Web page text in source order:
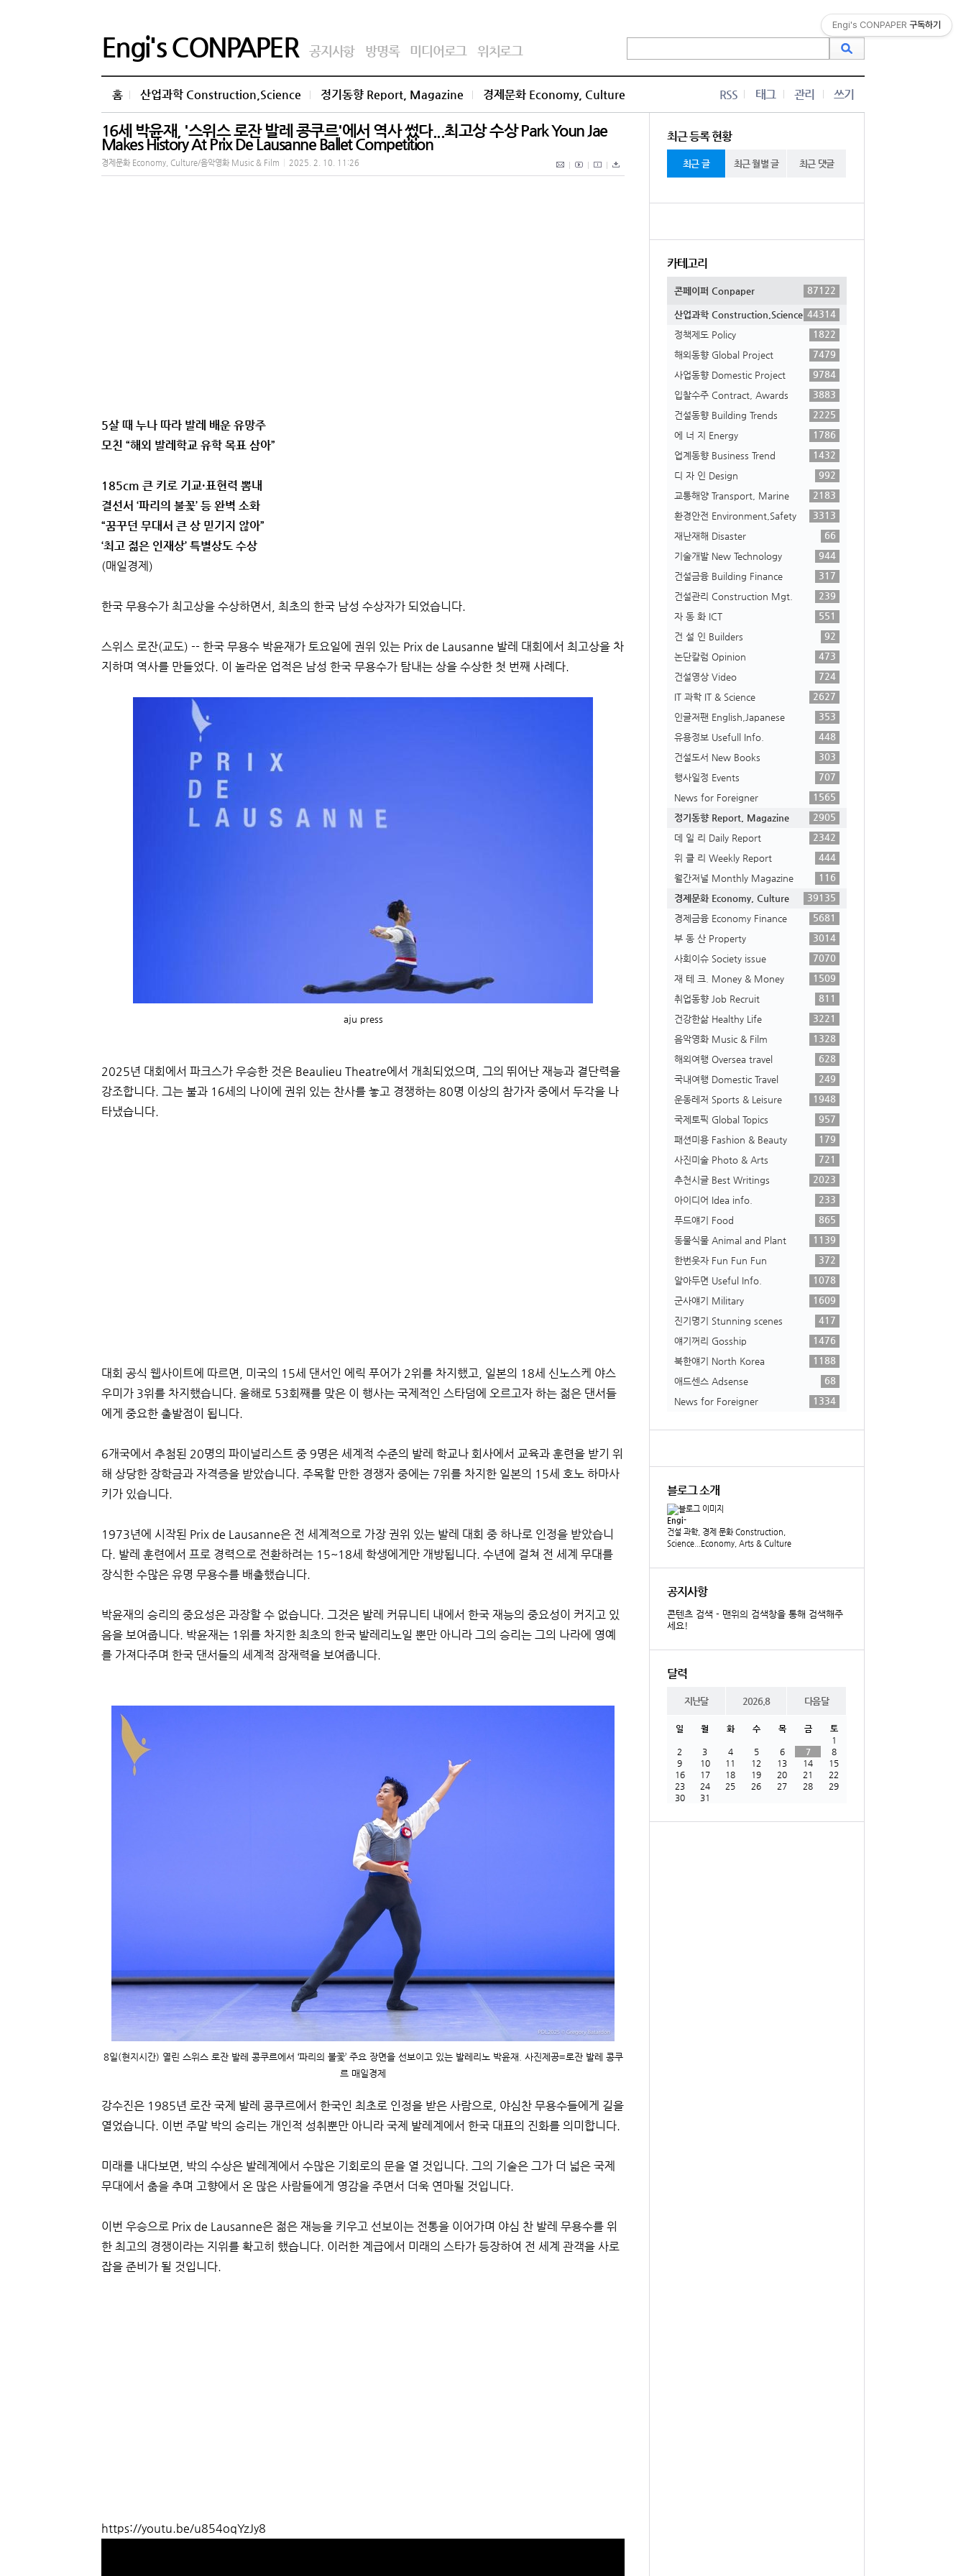
Engi's CONPAPER 공지사항 방명록 미디어로그 위치로그
홈 산업과학 Construction,Science 정기동향 Report, Magazine 경제문화 Economy, Culture RSS 태그 관리 쓰기
16세 박윤재, '스위스 로잔 발레 콩쿠르'에서 역사 썼다...최고상 수상 Park Youn Jae
Makes History At Prix De Lausanne Ballet Competition
경제문화 Economy, Culture/음악영화 Music & Film 2025. 2. 10. 11:26
5살 때 누나 따라 발레 배운 유망주
모친 “해외 발레학교 유학 목표 삼아”
185cm 큰 키로 기교·표현력 뽐내
결선서 ‘파리의 불꽃’ 등 완벽 소화
“꿈꾸던 무대서 큰 상 믿기지 않아”
‘최고 젊은 인재상’ 특별상도 수상
(매일경제)
한국 무용수가 최고상을 수상하면서, 최초의 한국 남성 수상자가 되었습니다.
스위스 로잔(교도) -- 한국 무용수 박윤재가 토요일에 권위 있는 Prix de Lausanne 발레 대회에서 최고상을 차
지하며 역사를 만들었다. 이 놀라운 업적은 남성 한국 무용수가 탐내는 상을 수상한 첫 번째 사례다.
aju press
2025년 대회에서 파크스가 우승한 것은 Beaulieu Theatre에서 개최되었으며, 그의 뛰어난 재능과 결단력을
강조합니다. 그는 불과 16세의 나이에 권위 있는 찬사를 놓고 경쟁하는 80명 이상의 참가자 중에서 두각을 나
타냈습니다.
대회 공식 웹사이트에 따르면, 미국의 15세 댄서인 에릭 푸어가 2위를 차지했고, 일본의 18세 신노스케 야스
우미가 3위를 차지했습니다. 올해로 53회째를 맞은 이 행사는 국제적인 스타덤에 오르고자 하는 젊은 댄서들
에게 중요한 출발점이 됩니다.
6개국에서 추첨된 20명의 파이널리스트 중 9명은 세계적 수준의 발레 학교나 회사에서 교육과 훈련을 받기 위
해 상당한 장학금과 자격증을 받았습니다. 주목할 만한 경쟁자 중에는 7위를 차지한 일본의 15세 호노 하마사
키가 있습니다.
1973년에 시작된 Prix de Lausanne은 전 세계적으로 가장 권위 있는 발레 대회 중 하나로 인정을 받았습니
다. 발레 훈련에서 프로 경력으로 전환하려는 15~18세 학생에게만 개방됩니다. 수년에 걸쳐 전 세계 무대를
장식한 수많은 유명 무용수를 배출했습니다.
박윤재의 승리의 중요성은 과장할 수 없습니다. 그것은 발레 커뮤니티 내에서 한국 재능의 중요성이 커지고 있
음을 보여줍니다. 박윤재는 1위를 차지한 최초의 한국 발레리노일 뿐만 아니라 그의 승리는 그의 나라에 영예
를 가져다주며 한국 댄서들의 세계적 잠재력을 보여줍니다.
8일(현지시간) 열린 스위스 로잔 발레 콩쿠르에서 ‘파리의 불꽃’ 주요 장면을 선보이고 있는 발레리노 박윤재. 사진제공=로잔 발레 콩쿠
르 매일경제
강수진은 1985년 로잔 국제 발레 콩쿠르에서 한국인 최초로 인정을 받은 사람으로, 야심찬 무용수들에게 길을
열었습니다. 이번 주말 박의 승리는 개인적 성취뿐만 아니라 국제 발레계에서 한국 대표의 진화를 의미합니다.
미래를 내다보면, 박의 수상은 발레계에서 수많은 기회로의 문을 열 것입니다. 그의 기술은 그가 더 넓은 국제
무대에서 춤을 추며 고향에서 온 많은 사람들에게 영감을 주면서 더욱 연마될 것입니다.
이번 우승으로 Prix de Lausanne은 젊은 재능을 키우고 선보이는 전통을 이어가며 야심 찬 발레 무용수를 위
한 최고의 경쟁이라는 지위를 확고히 했습니다. 이러한 계급에서 미래의 스타가 등장하여 전 세계 관객을 사로
잡을 준비가 될 것입니다.
https://youtu.be/u854oqYzJy8
최근 등록 현황
최근 글 최근 월별 글 최근 댓글
카테고리
콘페이퍼 Conpaper 87122
산업과학 Construction,Science 44314
정책제도 Policy
1822
해외동향 Global Project
7479
사업동향 Domestic Project
9784
입찰수주 Contract, Awards
3883
건설동향 Building Trends
2225
에 너 지 Energy
1786
업계동향 Business Trend
1432
디 자 인 Design
992
교통해양 Transport, Marine
2183
환경안전 Environment,Safety
3313
재난재해 Disaster
66
기술개발 New Technology
944
건설금융 Building Finance
317
건설관리 Construction Mgt.
239
자 동 화 ICT
551
건 설 인 Builders
92
논단칼럼 Opinion
473
건설영상 Video
724
IT 과학 IT & Science
2627
인글저팬 English,Japanese
353
유용정보 Usefull Info.
448
건설도서 New Books
303
행사일정 Events
707
News for Foreigner
1565
정기동향 Report, Magazine
2905
데 일 리 Daily Report
2342
위 클 리 Weekly Report
444
월간저널 Monthly Magazine
116
경제문화 Economy, Culture
39135
경제금융 Economy Finance
5681
부 동 산 Property
3014
사회이슈 Society issue
7070
재 테 크. Money & Money
1509
취업동향 Job Recruit
811
건강한삶 Healthy Life
3221
음악영화 Music & Film
1328
해외여행 Oversea travel
628
국내여행 Domestic Travel
249
운동레저 Sports & Leisure
1948
국제토픽 Global Topics
957
패션미용 Fashion & Beauty
179
사진미술 Photo & Arts
721
추천시글 Best Writings
2023
아이디어 Idea info.
233
푸드얘기 Food
865
동물식물 Animal and Plant
1139
한번웃자 Fun Fun Fun
372
알아두면 Useful Info.
1078
군사얘기 Military
1609
진기명기 Stunning scenes
417
얘기꺼리 Gosship
1476
북한얘기 North Korea
1188
애드센스 Adsense
68
News for Foreigner
1334
블로그 소개
Engi-
건설 과학, 경제 문화 Construction,
Science...Economy, Arts & Culture
공지사항
콘텐츠 검색 - 맨위의 검색창을 통해 검색해주
세요!
달력
지난달 2026.8 다음달
일 월 화 수 목 금
토
1
2
3 4 5 6 7
8
9
10 11 12 13 14
15
16
17 18 19 20 21
22
23
24 25 26 27 28
29
30
31
Engi's CONPAPER 구독하기